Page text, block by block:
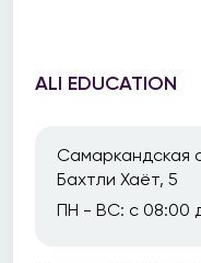
ALI EDUCATION
Самаркандская
Бахтли Хаёт, 5
ПН - ВС: с 08:00